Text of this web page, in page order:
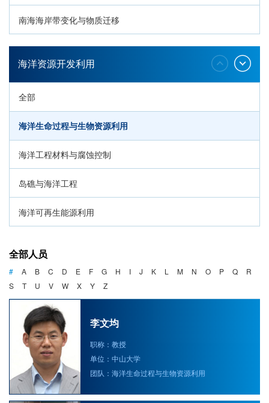
南海海岸带变化与物质迁移
环南海地质过程与灾害响应
海洋资源开发利用
全部
海洋生命过程与生物资源利用
海洋工程材料与腐蚀控制
岛礁与海洋工程
海洋可再生能源利用
海洋产业与政策
海洋可持续发展
全部人员
# A B C D E F G H I J K L M N O P Q
R
S
T U V W X Y Z
李文均
职称：教授
单位：中山大学
团队：海洋生命过程与生物资源利用